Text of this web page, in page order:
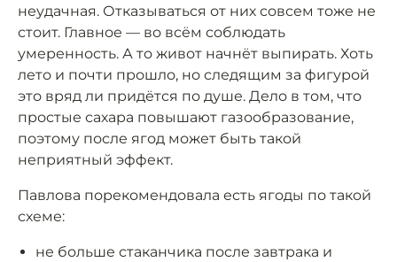
неудачная. Отказываться от них совсем тоже не
стоит. Главное — во всём соблюдать
умеренность. А то живот начнёт выпирать. Хоть
лето и почти прошло, но следящим за фигурой
это вряд ли придётся по душе. Дело в том, что
простые сахара повышают газообразование,
поэтому после ягод может быть такой
неприятный эффект.
Павлова порекомендовала есть ягоды по такой
схеме:
не больше стаканчика после завтрака и